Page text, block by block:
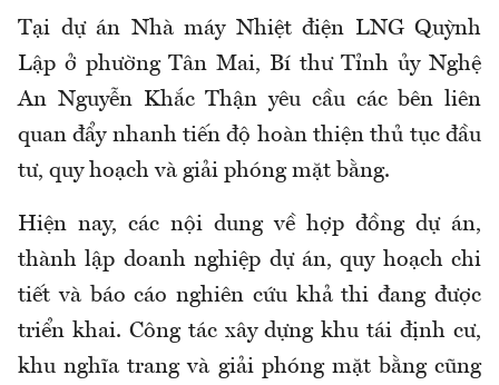
Tại dự án Nhà máy Nhiệt điện LNG Quỳnh
Lập ở phường Tân Mai, Bí thư Tỉnh ủy Nghệ
An Nguyễn Khắc Thận yêu cầu các bên liên
quan đẩy nhanh tiến độ hoàn thiện thủ tục đầu
tư, quy hoạch và giải phóng mặt bằng.
Hiện nay, các nội dung về hợp đồng dự án,
thành lập doanh nghiệp dự án, quy hoạch chi
tiết và báo cáo nghiên cứu khả thi đang được
triển khai. Công tác xây dựng khu tái định cư,
khu nghĩa trang và giải phóng mặt bằng cũng